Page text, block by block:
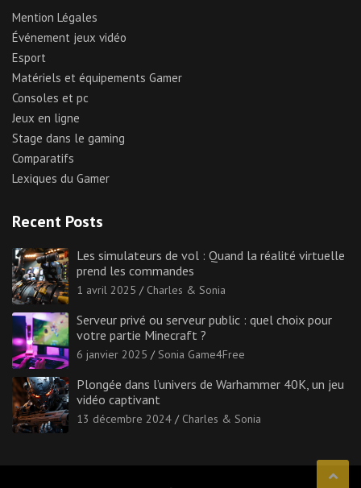
Mention Légales
Événement jeux vidéo
Esport
Matériels et équipements Gamer
Consoles et pc
Jeux en ligne
Stage dans le gaming
Comparatifs
Lexiques du Gamer
Recent Posts
Les simulateurs de vol : Quand la réalité virtuelle
prend les commandes
1 avril 2025 Charles & Sonia
Serveur privé ou serveur public : quel choix pour
votre partie Minecraft ?
6 janvier 2025 Sonia Game4Free
Plongée dans l’univers de Warhammer 40K, un jeu
vidéo captivant
13 décembre 2024 Charles & Sonia